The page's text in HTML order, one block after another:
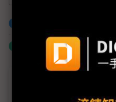
什麼是「關鍵字追蹤」